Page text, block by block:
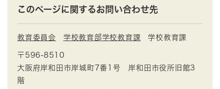
このページに関するお問い合わせ先
教育委員会 学校教育部学校教育課 学校教育課
〒596-8510
大阪府岸和田市岸城町7番1号 岸和田市役所旧館3
階